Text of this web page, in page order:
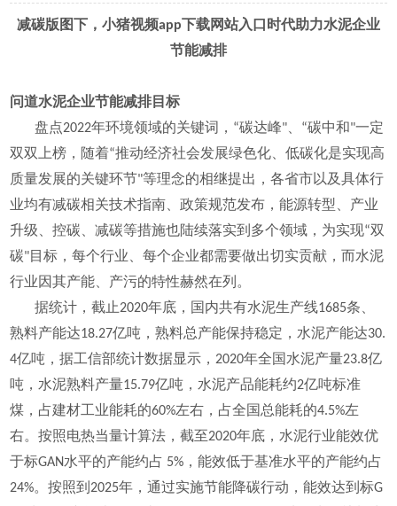
减碳版图下，小猪视频app下载网站入口时代助力水泥企业
节能减排
问道水泥企业节能减排目标
盘点2022年环境领域的关键词，“碳达峰"、“碳中和"一定
双双上榜，随着“推动经济社会发展绿色化、低碳化是实现高
质量发展的关键环节"等理念的相继提出，各省市以及具体行
业均有减碳相关技术指南、政策规范发布，能源转型、产业
升级、控碳、减碳等措施也陆续落实到多个领域，为实现“双
碳"目标，每个行业、每个企业都需要做出切实贡献，而水泥
行业因其产能、产污的特性赫然在列。
据统计，截止2020年底，国内共有水泥生产线1685条、
熟料产能达18.27亿吨，熟料总产能保持稳定，水泥产能达30.
4亿吨，据工信部统计数据显示，2020年全国水泥产量23.8亿
吨，水泥熟料产量15.79亿吨，水泥产品能耗约2亿吨标准
煤，占建材工业能耗的60%左右，占全国总能耗的4.5%左
右。按照电热当量计算法，截至2020年底，水泥行业能效优
于标GAN水平的产能约占 5%，能效低于基准水平的产能约占
24%。按照到2025年，通过实施节能降碳行动，能效达到标G